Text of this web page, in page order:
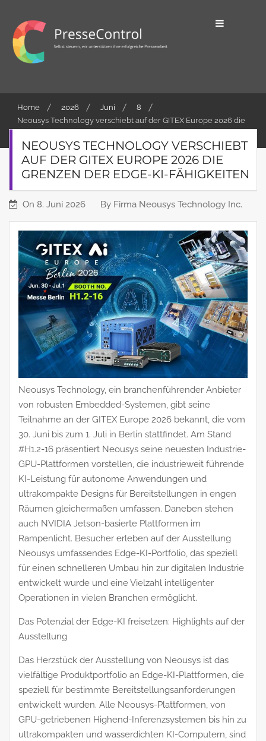
content
PresseControl
erfolgreiche Pressearbeit
Home 2026 Juni
8
Neousys Technology verschiebt auf der GITEX Europe 2026 die
NEOUSYS TECHNOLOGY VERSCHIEBT
AUF DER GITEX EUROPE 2026 DIE
GRENZEN DER EDGE-KI-FÄHIGKEITEN
On 8. Juni 2026 By Firma Neousys Technology Inc.
Neousys Technology, ein branchenführender Anbieter
von robusten Embedded-Systemen, gibt seine
Teilnahme an der GITEX Europe 2026 bekannt, die vom
30. Juni bis zum 1. Juli in Berlin stattfindet. Am Stand
#H1.2-16 präsentiert Neousys seine neuesten Industrie-
GPU-Plattformen vorstellen, die industrieweit führende
KI-Leistung für autonome Anwendungen und
ultrakompakte Designs für Bereitstellungen in engen
Räumen gleichermaßen umfassen. Daneben stehen
auch NVIDIA Jetson-basierte Plattformen im
Rampenlicht. Besucher erleben auf der Ausstellung
Neousys umfassendes Edge-KI-Portfolio, das speziell
für einen schnelleren Umbau hin zur digitalen Industrie
entwickelt wurde und eine Vielzahl intelligenter
Operationen in vielen Branchen ermöglicht.
Das Potenzial der Edge-KI freisetzen: Highlights auf der
Ausstellung
Das Herzstück der Ausstellung von Neousys ist das
vielfältige Produktportfolio an Edge-KI-Plattformen, die
speziell für bestimmte Bereitstellungsanforderungen
entwickelt wurden. Alle Neousys-Plattformen, von
GPU-getriebenen Highend-Inferenzsystemen bis hin zu
ultrakompakten und wasserdichten KI-Computern, sind